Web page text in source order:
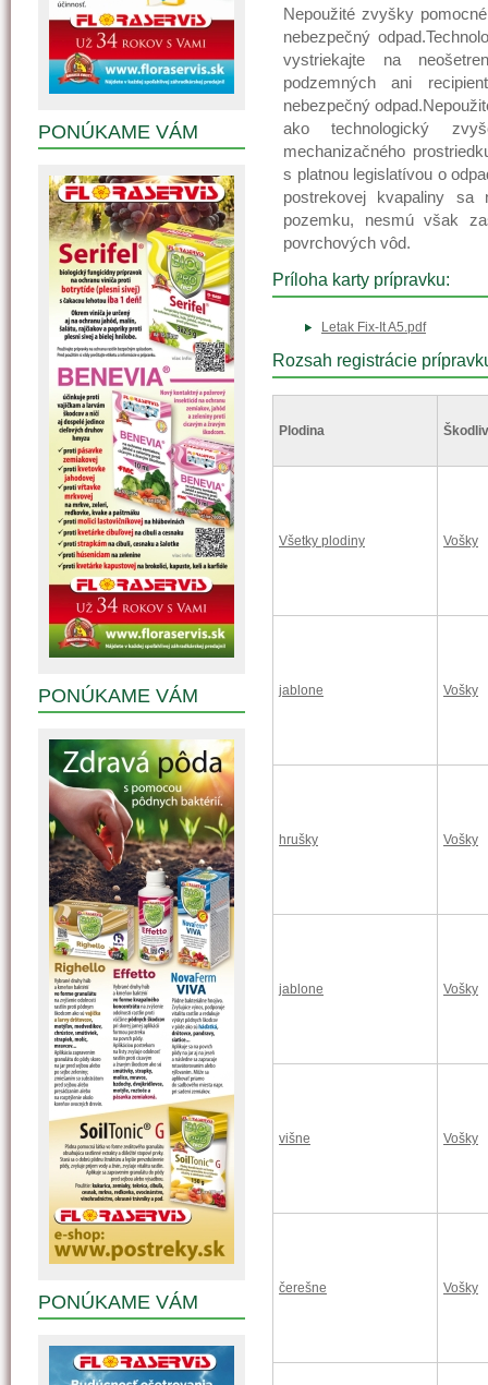
Nepoužité zvyšky
nebezpečný
vystriekajte na
podzemných ani
nebezpečný
ako technologický
mechanizačného
s platnou legislatívou o
postrekovej kvapaliny
pozemku, nesmú však
povrchových vôd.
Príloha karty prípravku:
Letak Fix-It A5.pdf
Rozsah registrácie
Plodina
Všetky plodiny Vošky
jablone Vošky
hrušky Vošky
jablone Vošky
višne Vošky
čerešne Vošky
PONÚKAME VÁM
PONÚKAME VÁM
PONÚKAME VÁM